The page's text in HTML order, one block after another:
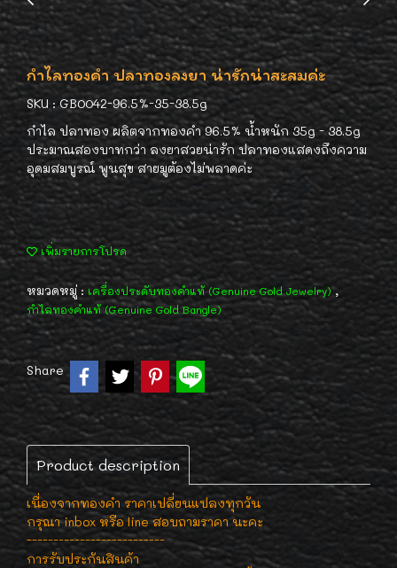
กำไลทองคำ ปลาทองลงยา น่ารักน่าสะสมค่ะ
SKU : GB0042-96.5%-35-38.5g
กำไล ปลาทอง ผลิตจากทองคำ 96.5% น้ำหนัก 35g - 38.5g
ประมาณสองบาทกว่า ลงยาสวยน่ารัก ปลาทองแสดงถึงความ
อุดมสมบูรณ์ พูนสุข สายมูต้องไม่พลาดค่ะ
เพิ่มรายการโปรด
หมวดหมู่ : เครื่องประดับทองคำแท้ (Genuine Gold Jewelry),
กำไลทองคำแท้ (Genuine Gold Bangle)
Share
Product description
เนื่องจากทองคำ ราคาเปลี่ยนแปลงทุกวัน
กรุณา inbox หรือ line สอบถามราคา นะคะ
--------------------------
การรับประกันสินค้า